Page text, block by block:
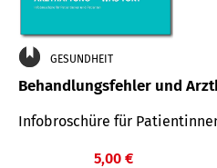
GESUNDHEIT
Behandlungsfehler und
Infobroschüre für
5,00 €